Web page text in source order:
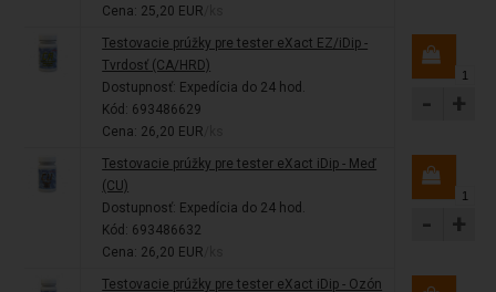
Cena: 25,20 EUR
Testovacie prúžky pre tester eXact EZ/iDip -
Tvrdosť (CA/HRD)
Dostupnosť: Expedícia do 24 hod.
Kód: 693486629
Cena: 26,20 EUR
- +
Testovacie prúžky pre tester eXact iDip - Meď
(CU)
Dostupnosť: Expedícia do 24 hod.
Kód: 693486632
Cena: 26,20 EUR
- +
Testovacie prúžky pre tester eXact iDip - Ozón